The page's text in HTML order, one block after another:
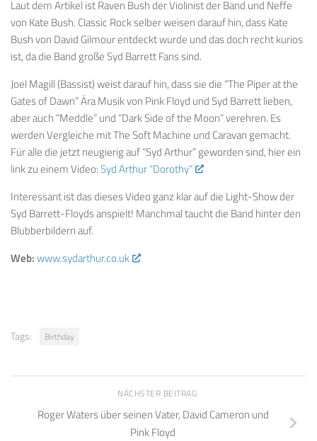
Laut dem Artikel ist Raven Bush der Violinist der Band und Neffe
von Kate Bush. Classic Rock selber weisen darauf hin, dass Kate
Bush von David Gilmour entdeckt wurde und das doch recht kurios
ist, da die Band große Syd Barrett Fans sind.
Joel Magill (Bassist) weist darauf hin, dass sie die “The Piper at the
Gates of Dawn” Ära Musik von Pink Floyd und Syd Barrett lieben,
aber auch “Meddle” und “Dark Side of the Moon” verehren. Es
werden Vergleiche mit The Soft Machine und Caravan gemacht.
Für alle die jetzt neugierig auf “Syd Arthur” geworden sind, hier ein
link zu einem Video:Syd Arthur “Dorothy”
Interessant ist das dieses Video ganz klar auf die Light-Show der
Syd Barrett-Floyds anspielt! Manchmal taucht die Band hinter den
Blubberbildern auf.
Web:www.sydarthur.co.uk
Tags: Birthday
NÄCHSTER BEITRAG
Roger Waters über seinen Vater, David Cameron und
Pink Floyd